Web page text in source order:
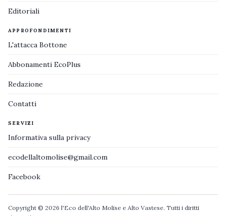
Editoriali
APPROFONDIMENTI
L'attacca Bottone
Abbonamenti EcoPlus
Redazione
Contatti
SERVIZI
Informativa sulla privacy
ecodellaltomolise@gmail.com
Facebook
Copyright © 2026 l'Eco dell'Alto Molise e Alto Vastese. Tutti i diritti